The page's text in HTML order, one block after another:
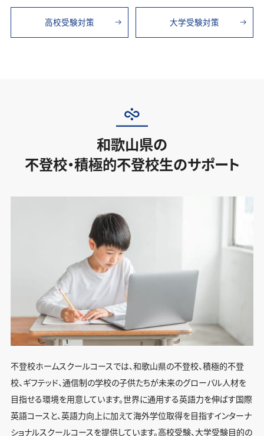
高校受験対策 大学受験対策
和歌山県の
不登校・積極的不登校生のサポート
不登校ホームスクールコースでは、和歌山県の不登校、積極的不登
校、ギフテッド、通信制の学校の子供たちが未来のグローバル人材を
目指せる環境を用意しています。世界に通用する英語力を伸ばす国際
英語コースと、英語力向上に加えて海外学位取得を目指すインターナ
ショナルスクールコースを提供しています。高校受験、大学受験目的の